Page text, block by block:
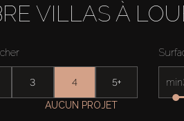
VILLAS À
3 4 5+ min
AUCUN PROJET